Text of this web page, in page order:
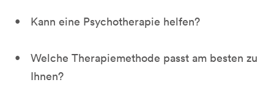
Kann eine Psychotherapie helfen?
Welche Therapiemethode passt am besten zu
Ihnen?